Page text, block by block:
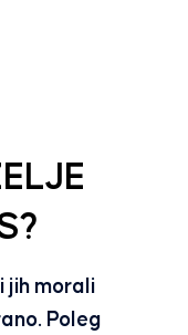
jih morali
Poleg